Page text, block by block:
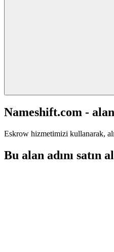
Nameshift.com -
Eskrow hizmetimizi kullanarak,
Bu alan adını satın al